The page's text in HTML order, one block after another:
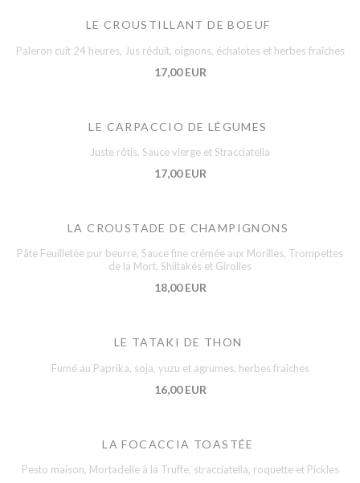
LE CROUSTILLANT DE BOEUF
Paleron cuit 24 heures, Jus réduit, oignons, échalotes et herbes fraîches
17,00 EUR
LE CARPACCIO DE LÉGUMES
Juste rôtis, Sauce vierge et Stracciatella
17,00 EUR
LA CROUSTADE DE CHAMPIGNONS
Pâte Feuilletée pur beurre, Sauce fine crémée aux Morilles, Trompettes
de la Mort, Shiitakés et Girolles
18,00 EUR
LE TATAKI DE THON
Fumé au Paprika, soja, yuzu et agrumes, herbes fraîches
16,00 EUR
LA FOCACCIA TOASTÉE
Pesto maison, Mortadelle à la Truffe, stracciatella, roquette et Pickles